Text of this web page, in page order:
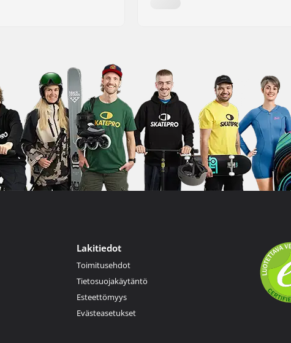
Lakitiedot
Toimitusehdot
Tietosuojakäytäntö
Esteettömyys
Evästeasetukset